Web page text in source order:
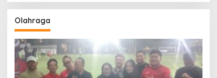
Olahraga